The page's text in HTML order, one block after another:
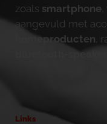
zoals smartphone
aangevuld met
homeproducten ,
bluetooth-speakers
Links